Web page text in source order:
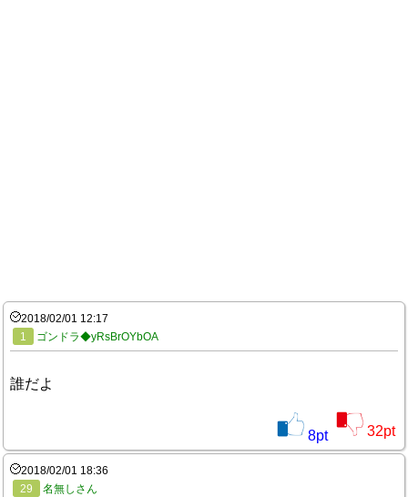
2018/02/01 12:17
1
ゴンドラ◆yRsBrOYbOA
誰だよ
8pt 32pt
2018/02/01 18:36
29
名無しさん